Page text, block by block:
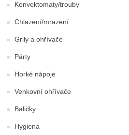
Konvektomaty/trouby
Chlazení/mrazení
Grily a ohřívače
Párty
Horké nápoje
Venkovní ohřívače
Baličky
Hygiena